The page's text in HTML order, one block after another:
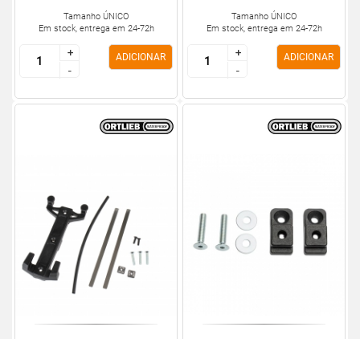
Tamanho ÚNICO
Em stock, entrega em 24-72h
+
-
+
-
ADICIONAR
Tamanho ÚNICO
Em stock, entrega em 24-72h
+
-
+
-
ADICIONAR